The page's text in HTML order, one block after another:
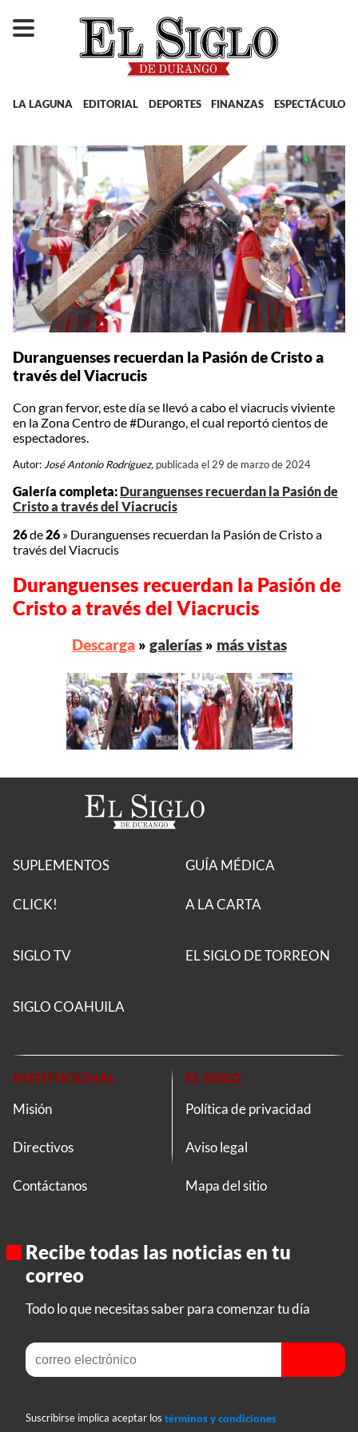
LA LAGUNA EDITORIAL DEPORTES FINANZAS ESPECTÁCULOS
Duranguenses recuerdan la Pasión de Cristo a
través del Viacrucis
Con gran fervor, este día se llevó a cabo el viacrucis viviente
en la Zona Centro de #Durango, el cual reportó cientos de
espectadores.
Autor: José Antonio Rodríguez, publicada el 29 de marzo de 2024
Galería completa: Duranguenses recuerdan la Pasión de
Cristo a través del Viacrucis
26de26 » Duranguenses recuerdan la Pasión de Cristo a
través del Viacrucis
Duranguenses recuerdan la Pasión de
Cristo a través del Viacrucis
Descarga» galerías» más vistas
SUPLEMENTOS
CLICK!
GUÍA MÉDICA
A LA CARTA
SIGLO TV EL SIGLO DE TORREON
SIGLO COAHUILA
INSTITUCIONAL
Misión
Directivos
Contáctanos
EL SIGLO
Política de privacidad
Aviso legal
Mapa del sitio
Recibe todas las noticias en tu
correo
Todo lo que necesitas saber para comenzar tu día
Suscribirse implica aceptar los términos y condiciones